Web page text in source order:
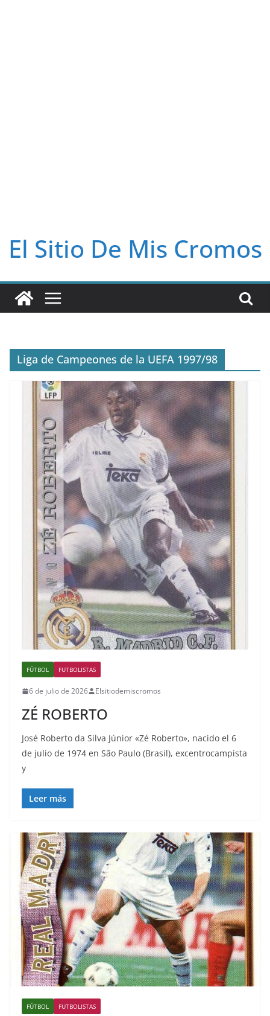
El Sitio De Mis Cromos
Liga de Campeones de la UEFA 1997/98
FÚTBOL FUTBOLISTAS
6 de julio de 2026 Elsitiodemiscromos
ZÉ ROBERTO
José Roberto da Silva Júnior «Zé Roberto», nacido el 6
de julio de 1974 en São Paulo (Brasil), excentrocampista
y
Leer más
FÚTBOL FUTBOLISTAS